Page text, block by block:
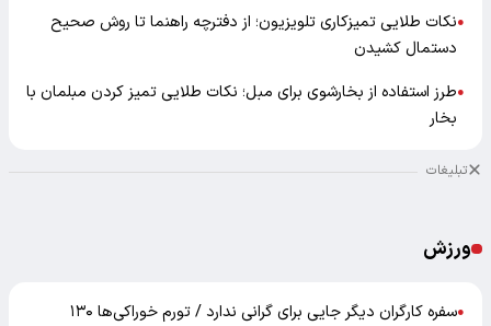
●نکات طلایی تمیزکاری تلویزیون؛ از دفترچه راهنما تا روش صحیح
دستمال کشیدن
●طرز استفاده از بخارشوی برای مبل؛ نکات طلایی تمیز کردن مبلمان با
بخار
تبلیغات
ورزش
●
سفره کارگران دیگر جایی برای گرانی ندارد / تورم خوراکی‌ها ۱۳۰